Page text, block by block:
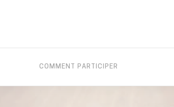
COMMENT PARTICIPER